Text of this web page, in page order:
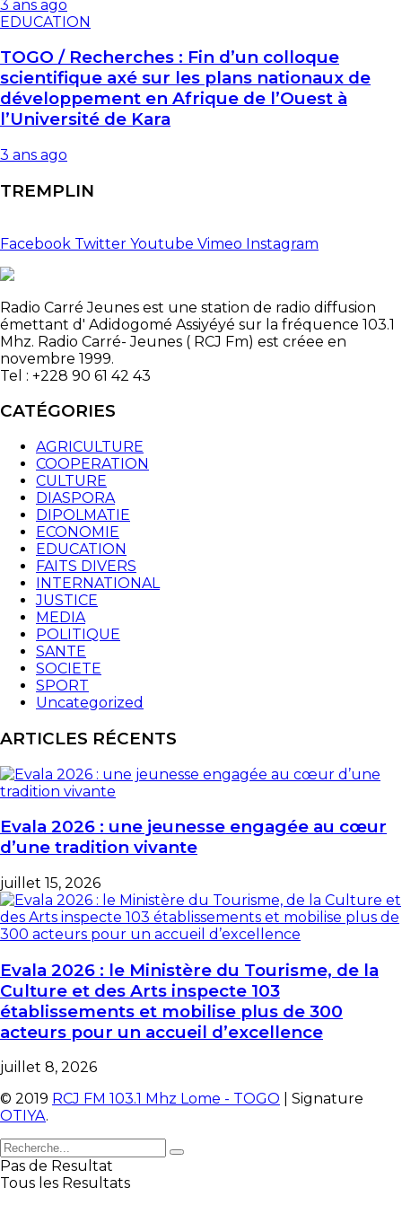
3 ans ago
EDUCATION
TOGO / Recherches : Fin d’un colloque
scientifique axé sur les plans nationaux de
développement en Afrique de l’Ouest à
l’Université de Kara
3 ans ago
TREMPLIN
Facebook Twitter Youtube Vimeo Instagram
Radio Carré Jeunes est une station de radio diffusion
émettant d' Adidogomé Assiyéyé sur la fréquence 103.1
Mhz. Radio Carré- Jeunes ( RCJ Fm) est créee en
novembre 1999.
Tel : +228 90 61 42 43
CATÉGORIES
AGRICULTURE
COOPERATION
CULTURE
DIASPORA
DIPOLMATIE
ECONOMIE
EDUCATION
FAITS DIVERS
INTERNATIONAL
JUSTICE
MEDIA
POLITIQUE
SANTE
SOCIETE
SPORT
Uncategorized
ARTICLES RÉCENTS
Evala 2026 : une jeunesse engagée au cœur
d’une tradition vivante
juillet 15, 2026
Evala 2026 : le Ministère du Tourisme, de la
Culture et des Arts inspecte 103
établissements et mobilise plus de 300
acteurs pour un accueil d’excellence
juillet 8, 2026
© 2019 RCJ FM 103.1 Mhz Lome - TOGO | Signature
OTIYA.
Pas de Resultat
Tous les Resultats